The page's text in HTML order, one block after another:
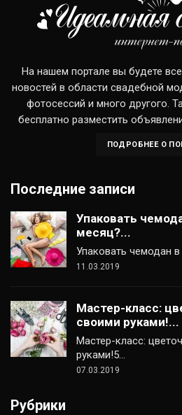
На нашем портале вы будете
новостей в области свадебной
фотосессий и много другого.
бесплатно разместить
ПОДРОБНЕЕ О
Последние записи
Упаковать
месяц?...
Упаковать чемодан
11.03.2019
Мастер-класс:
своими руками!...
Мастер-класс:
руками!5…
07.03.2019
Рубрики